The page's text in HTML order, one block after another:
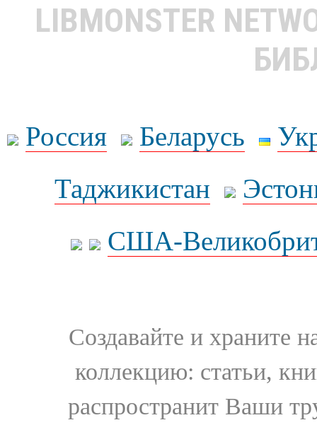
LIBMONSTER
Россия Беларусь
Таджикистан
США-
Создавайте и храните
коллекцию: статьи,
распространит Ваши